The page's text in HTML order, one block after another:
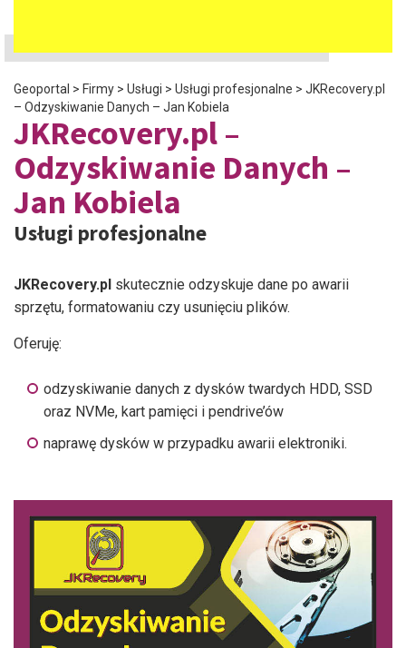
Geoportal > Firmy > Usługi > Usługi profesjonalne > JKRecovery.pl
– Odzyskiwanie Danych – Jan Kobiela
JKRecovery.pl –
Odzyskiwanie Danych –
Jan Kobiela
Usługi profesjonalne
JKRecovery.pl skutecznie odzyskuje dane po awarii
sprzętu, formatowaniu czy usunięciu plików.
Oferuję:
odzyskiwanie danych z dysków twardych HDD, SSD
oraz NVMe, kart pamięci i pendrive’ów
naprawę dysków w przypadku awarii elektroniki.